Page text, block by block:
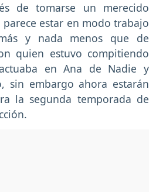
de tomarse un merecido
parece estar en modo trabajo
y nada menos que de
quien estuvo compitiendo
en Ana de Nadie y
sin embargo ahora estarán
la segunda temporada de